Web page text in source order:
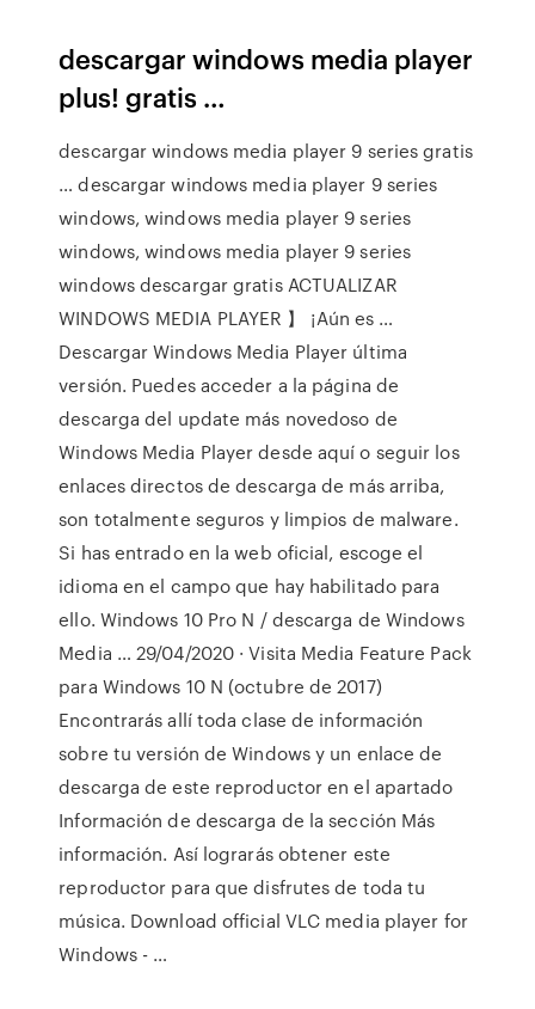
descargar windows media player
plus! gratis …
descargar windows media player 9 series gratis
… descargar windows media player 9 series
windows, windows media player 9 series
windows, windows media player 9 series
windows descargar gratis ACTUALIZAR
WINDOWS MEDIA PLAYER 】 ¡Aún es …
Descargar Windows Media Player última
versión. Puedes acceder a la página de
descarga del update más novedoso de
Windows Media Player desde aquí o seguir los
enlaces directos de descarga de más arriba,
son totalmente seguros y limpios de malware.
Si has entrado en la web oficial, escoge el
idioma en el campo que hay habilitado para
ello. Windows 10 Pro N / descarga de Windows
Media … 29/04/2020 · Visita Media Feature Pack
para Windows 10 N (octubre de 2017)
Encontrarás allí toda clase de información
sobre tu versión de Windows y un enlace de
descarga de este reproductor en el apartado
Información de descarga de la sección Más
información. Así lograrás obtener este
reproductor para que disfrutes de toda tu
música. Download official VLC media player for
Windows - …